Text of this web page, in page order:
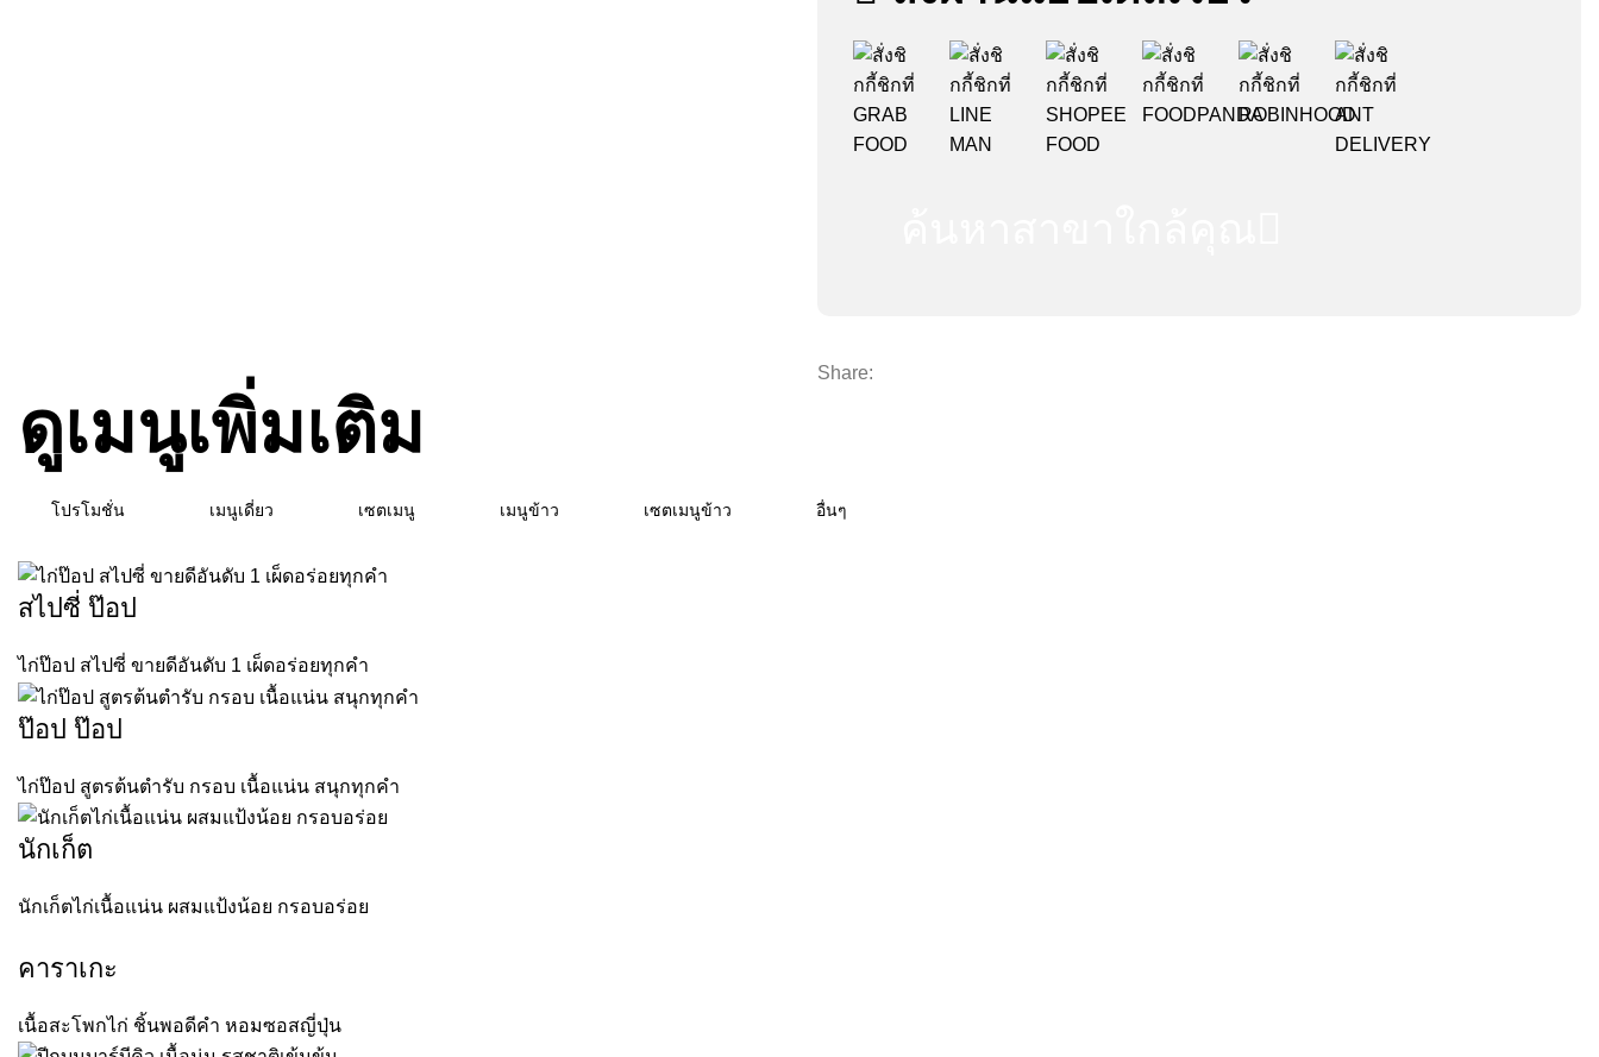
Share:
ดูเมนูเพิ่มเติม
โปรโมชั่น เมนูเดี่ยว เซตเมนู เมนูข้าว เซตเมนูข้าว อื่นๆ
สไปซี่ ป๊อป
ไก่ป๊อป สไปซี่ ขายดีอันดับ 1 เผ็ดอร่อยทุกคำ
ป๊อป ป๊อป
ไก่ป๊อป สูตรต้นตำรับ กรอบ เนื้อแน่น สนุกทุกคำ
นักเก็ต
นักเก็ตไก่เนื้อแน่น ผสมแป้งน้อย กรอบอร่อย
คาราเกะ
เนื้อสะโพกไก่ ชิ้นพอดีคำ หอมซอสญี่ปุ่น